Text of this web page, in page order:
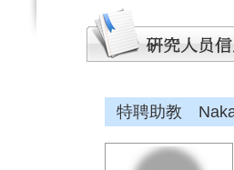
特聘助教